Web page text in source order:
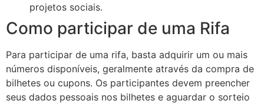
projetos sociais.
Como participar de uma Rifa
Para participar de uma rifa, basta adquirir um ou mais
números disponíveis, geralmente através da compra de
bilhetes ou cupons. Os participantes devem preencher
seus dados pessoais nos bilhetes e aguardar o sorteio